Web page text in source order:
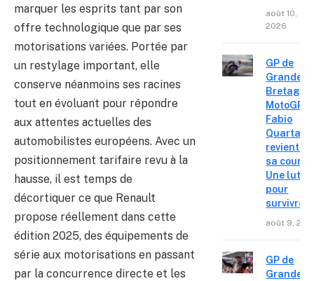
marquer les esprits tant par son
offre technologique que par ses
motorisations variées. Portée par
un restylage important, elle
conserve néanmoins ses racines
tout en évoluant pour répondre
aux attentes actuelles des
automobilistes européens. Avec un
positionnement tarifaire revu à la
hausse, il est temps de
décortiquer ce que Renault
propose réellement dans cette
édition 2025, des équipements de
série aux motorisations en passant
par la concurrence directe et les
août 10,
2026
GP de
Grande-
Bretagne
MotoGP :
Fabio
revient
sa course
Une lutte
pour
survivre »
août 9,
GP de
Grande-